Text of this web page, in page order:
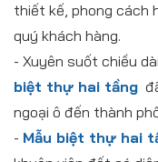
thiết kế, phong cách
quý khách hàng.
- Xuyên suốt chiều
biệt thự hai tầng
ngoại ô đến thành
- Mẫu biệt thự hai